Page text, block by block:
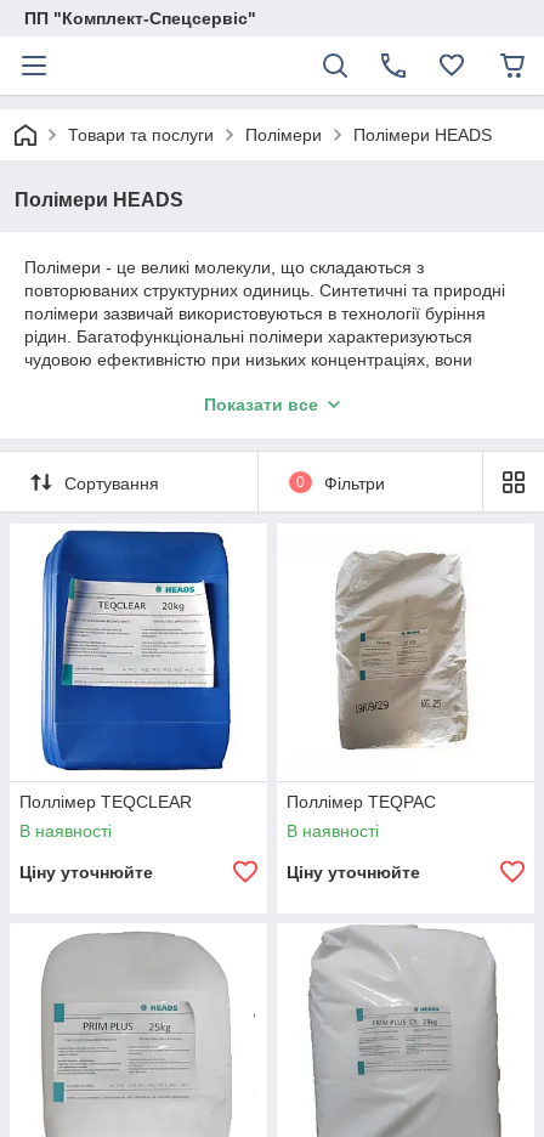
ПП "Комплект-Спецсервіс"
Товари та послуги Полімери Полімери HEADS
Полімери HEADS
Полімери - це великі молекули, що складаються з
повторюваних структурних одиниць. Синтетичні та природні
полімери зазвичай використовуються в технології буріння
рідин. Багатофункціональні полімери характеризуються
чудовою ефективністю при низьких концентраціях, вони
агенти та редуктори фільтрації та тертя. Продукція може
порошку або суспензії з полімеру.
Наш досвід хімії бентоніту та полімерів забезпечує належну
побудову бурових систем та використання найефективніших
активних компонентів з точки зору технічного проектування.
Показати все
Сортування 0 Фільтри
Поллімер TEQCLEAR
В наявності
Ціну уточнюйте
Поллімер TEQPAC
В наявності
Ціну уточнюйте